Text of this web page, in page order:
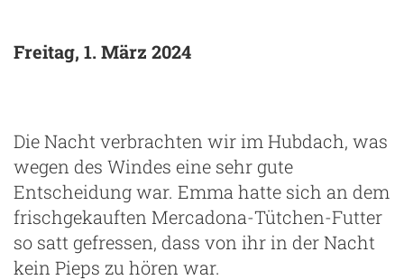
Freitag, 1. März 2024
Die Nacht verbrachten wir im Hubdach, was
wegen des Windes eine sehr gute
Entscheidung war. Emma hatte sich an dem
frischgekauften Mercadona-Tütchen-Futter
so satt gefressen, dass von ihr in der Nacht
kein Pieps zu hören war.